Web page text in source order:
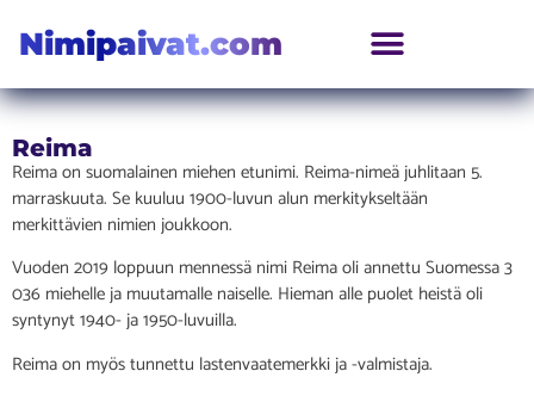
Nimipaivat.com
Reima
Reima on suomalainen miehen etunimi. Reima-nimeä juhlitaan 5.
marraskuuta. Se kuuluu 1900-luvun alun merkitykseltään
merkittävien nimien joukkoon.
Vuoden 2019 loppuun mennessä nimi Reima oli annettu Suomessa 3
036 miehelle ja muutamalle naiselle. Hieman alle puolet heistä oli
syntynyt 1940- ja 1950-luvuilla.
Reima on myös tunnettu lastenvaatemerkki ja -valmistaja.